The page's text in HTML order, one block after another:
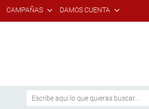
CAMPAÑAS DAMOS CUENTA